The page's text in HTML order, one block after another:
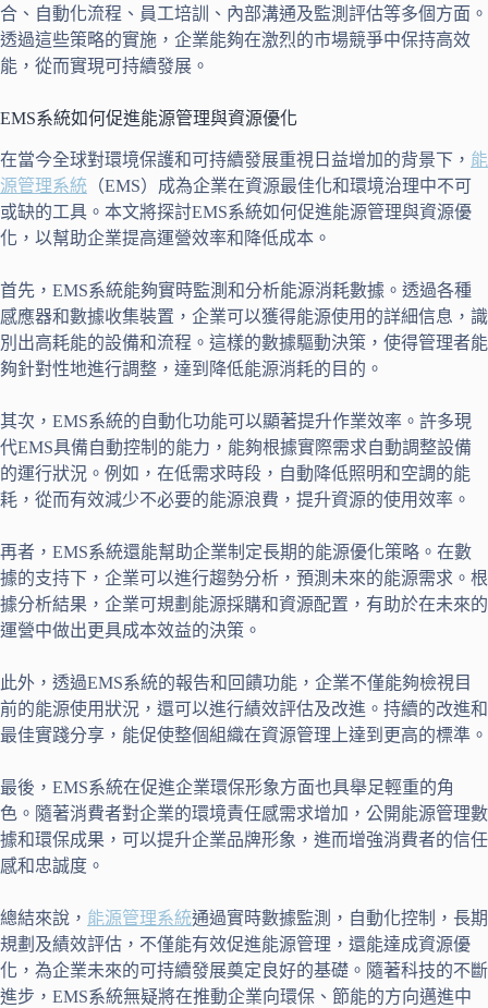
合、自動化流程、員工培訓、內部溝通及監測評估等多個方面。
透過這些策略的實施，企業能夠在激烈的市場競爭中保持高效
能，從而實現可持續發展。
EMS系統如何促進能源管理與資源優化
在當今全球對環境保護和可持續發展重視日益增加的背景下， 能
源管理系統 （EMS）成為企業在資源最佳化和環境治理中不可
或缺的工具。本文將探討EMS系統如何促進能源管理與資源優
化，以幫助企業提高運營效率和降低成本。
首先，EMS系統能夠實時監測和分析能源消耗數據。透過各種
感應器和數據收集裝置，企業可以獲得能源使用的詳細信息，識
別出高耗能的設備和流程。這樣的數據驅動決策，使得管理者能
夠針對性地進行調整，達到降低能源消耗的目的。
其次，EMS系統的自動化功能可以顯著提升作業效率。許多現
代EMS具備自動控制的能力，能夠根據實際需求自動調整設備
的運行狀況。例如，在低需求時段，自動降低照明和空調的能
耗，從而有效減少不必要的能源浪費，提升資源的使用效率。
再者，EMS系統還能幫助企業制定長期的能源優化策略。在數
據的支持下，企業可以進行趨勢分析，預測未來的能源需求。根
據分析結果，企業可規劃能源採購和資源配置，有助於在未來的
運營中做出更具成本效益的決策。
此外，透過EMS系統的報告和回饋功能，企業不僅能夠檢視目
前的能源使用狀況，還可以進行績效評估及改進。持續的改進和
最佳實踐分享，能促使整個組織在資源管理上達到更高的標準。
最後，EMS系統在促進企業環保形象方面也具舉足輕重的角
色。隨著消費者對企業的環境責任感需求增加，公開能源管理數
據和環保成果，可以提升企業品牌形象，進而增強消費者的信任
感和忠誠度。
總結來說， 能源管理系統通過實時數據監測，自動化控制，長期
規劃及績效評估，不僅能有效促進能源管理，還能達成資源優
化，為企業未來的可持續發展奠定良好的基礎。隨著科技的不斷
進步，EMS系統無疑將在推動企業向環保、節能的方向邁進中